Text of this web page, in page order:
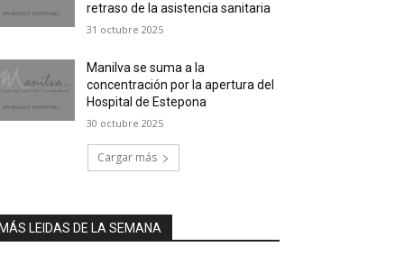
retraso de la asistencia sanitaria
31 octubre 2025
Manilva se suma a la
concentración por la apertura del
Hospital de Estepona
30 octubre 2025
Cargar más
MÁS LEIDAS DE LA SEMANA